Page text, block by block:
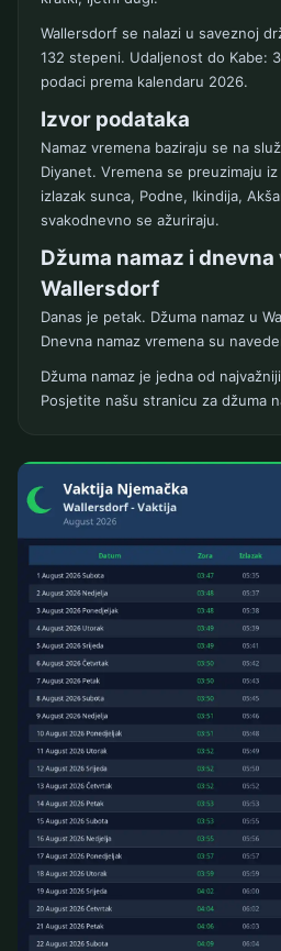
Wallersdorf se nalazi u saveznoj
132 stepeni. Udaljenost do Kabe:
podaci prema kalendaru 2026.
Izvor podataka
Namaz vremena baziraju se na
Diyanet. Vremena se preuzimaju
izlazak sunca, Podne, Ikindija,
svakodnevno se ažuriraju.
Džuma namaz i dnevna
Wallersdorf
Danas je petak. Džuma namaz u
Dnevna namaz vremena su
Džuma namaz je jedna od
Posjetite našu stranicu za džuma